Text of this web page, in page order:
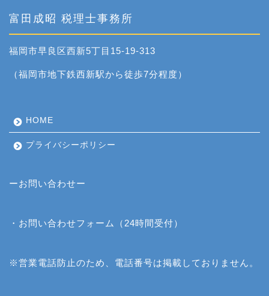
富田成昭 税理士事務所
福岡市早良区西新5丁目15-19-313
（福岡市地下鉄西新駅から徒歩7分程度）
HOME
プライバシーポリシー
ーお問い合わせー
・ お問い合わせフォーム （24時間受付）
※営業電話防止のため、電話番号は掲載しておりません。